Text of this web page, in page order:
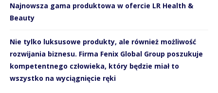
Najnowsza gama produktowa w ofercie LR Health &
Beauty
Nie tylko luksusowe produkty, ale również możliwość
rozwijania biznesu. Firma Fenix Global Group poszukuje
kompetentnego człowieka, który będzie miał to
wszystko na wyciągnięcie ręki